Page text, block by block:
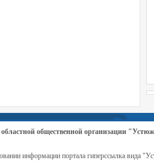
областной общественной организации
информации портала гиперссылка вида